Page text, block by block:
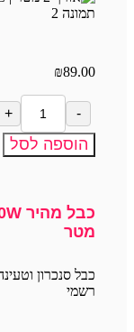
₪89.00
הוספה לסל
מטר
רשמי